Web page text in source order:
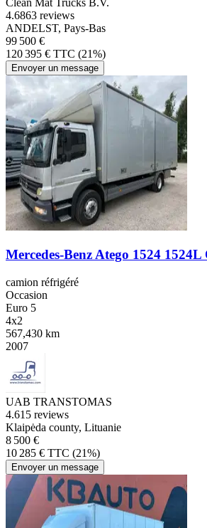
Clean Mat Trucks B.V.
4.6863 reviews
ANDELST, Pays-Bas
99 500 €
120 395 € TTC (21%)
Envoyer un message
Mercedes-Benz Atego 1524 1524L
camion réfrigéré
Occasion
Euro 5
4x2
567,430 km
2007
UAB TRANSTOMAS
4.615 reviews
Klaipėda county, Lituanie
8 500 €
10 285 € TTC (21%)
Envoyer un message